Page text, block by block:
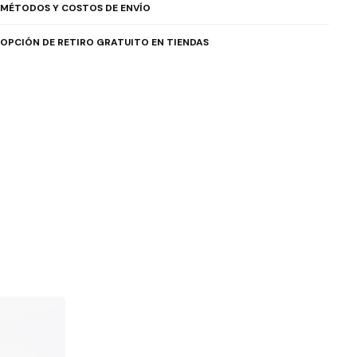
MÉTODOS Y COSTOS DE ENVÍO
OPCIÓN DE RETIRO GRATUITO EN TIENDAS